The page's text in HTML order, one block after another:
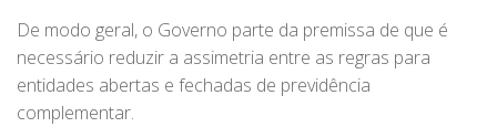
De modo geral, o Governo parte da premissa de que é
necessário reduzir a assimetria entre as regras para
entidades abertas e fechadas de previdência
complementar.